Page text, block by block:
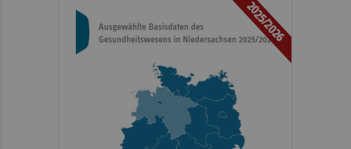
2025/2026